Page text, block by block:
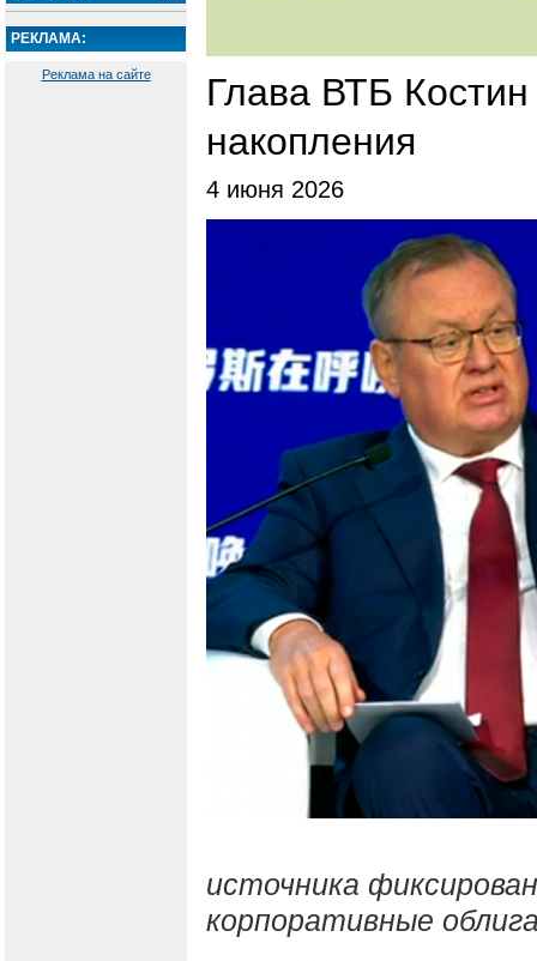
РЕКЛАМА:
Реклама на сайте
Глава ВТБ Костин
накопления
4 июня 2026
источника
корпоративные